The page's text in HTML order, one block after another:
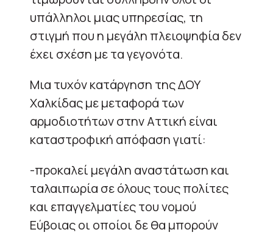
υπάλληλοι μιας υπηρεσίας, τη
στιγμή που η μεγάλη πλειοψηφία δεν
έχει σχέση με τα γεγονότα.
Μια τυχόν κατάργηση της ΔΟΥ
Χαλκίδας με μεταφορά των
αρμοδιοτήτων στην Αττική είναι
καταστροφική απόφαση γιατί:
-προκαλεί μεγάλη αναστάτωση και
ταλαιπωρία σε όλους τους πολίτες
και επαγγελματίες του νομού
Εύβοιας οι οποίοι δε θα μπορούν